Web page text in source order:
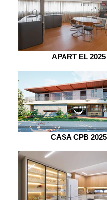
APART EL 2025
CASA CPB 2025